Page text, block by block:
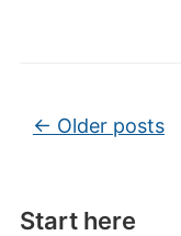
Start here
Post
← Older posts